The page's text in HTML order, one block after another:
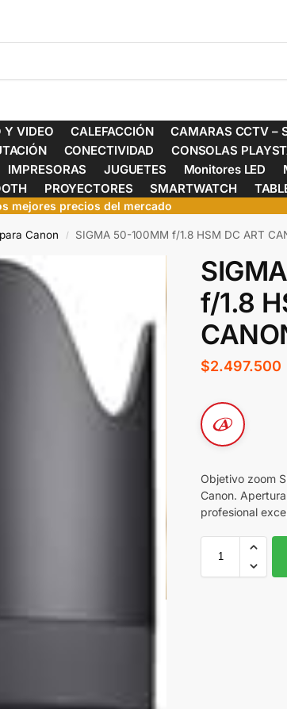
Y VIDEO CALEFACCIÓN
CAMARAS CCTV –
CONECTIVIDAD CONSOLAS
IMPRESORAS JUGUETES Monitores LED
PROYECTORES SMARTWATCH
mejores precios del mercado
Canon / SIGMA 50-100MM f/1.8 HSM DC ART
f/1.8
$2.497.500
Objetivo zoom
Canon.
profesional